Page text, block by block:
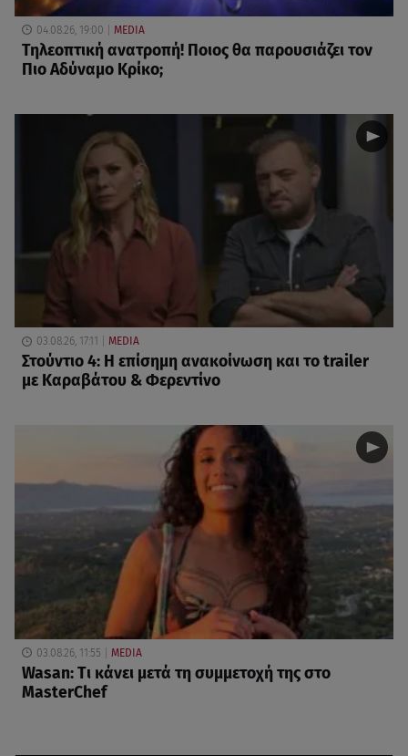
04.08.26, 19:00 MEDIA
Τηλεοπτική ανατροπή! Ποιος θα παρουσιάζει τον
Πιο Αδύναμο Κρίκο;
03.08.26, 17:11 MEDIA
Στούντιο 4: Η επίσημη ανακοίνωση και το trailer
με Καραβάτου & Φερεντίνο
03.08.26, 11:55 MEDIA
Wasan: Tι κάνει μετά τη συμμετοχή της στο
MasterChef